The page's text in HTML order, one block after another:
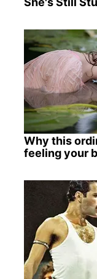
Why this
feeling your